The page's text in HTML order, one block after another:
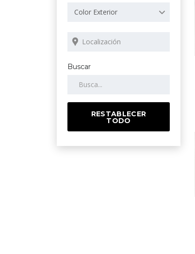
Color Exterior
Buscar
RESTABLECER
TODO